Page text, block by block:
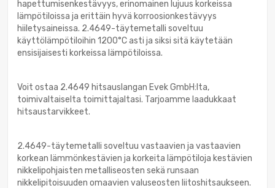
hapettumisenkestävyys, erinomainen lujuus korkeissa
lämpötiloissa ja erittäin hyvä korroosionkestävyys
hiiletysaineissa. 2.4649-täytemetalli soveltuu
käyttölämpötiloihin 1200°C asti ja siksi sitä käytetään
ensisijaisesti korkeissa lämpötiloissa.
Voit ostaa 2.4649 hitsauslangan Evek GmbH:lta,
toimivaltaiselta toimittajaltasi. Tarjoamme laadukkaat
hitsaustarvikkeet.
2.4649-täytemetalli soveltuu vastaavien ja vastaavien
korkean lämmönkestävien ja korkeita lämpötiloja kestävien
nikkelipohjaisten metalliseosten sekä runsaan
nikkelipitoisuuden omaavien valuseosten liitoshitsaukseen.